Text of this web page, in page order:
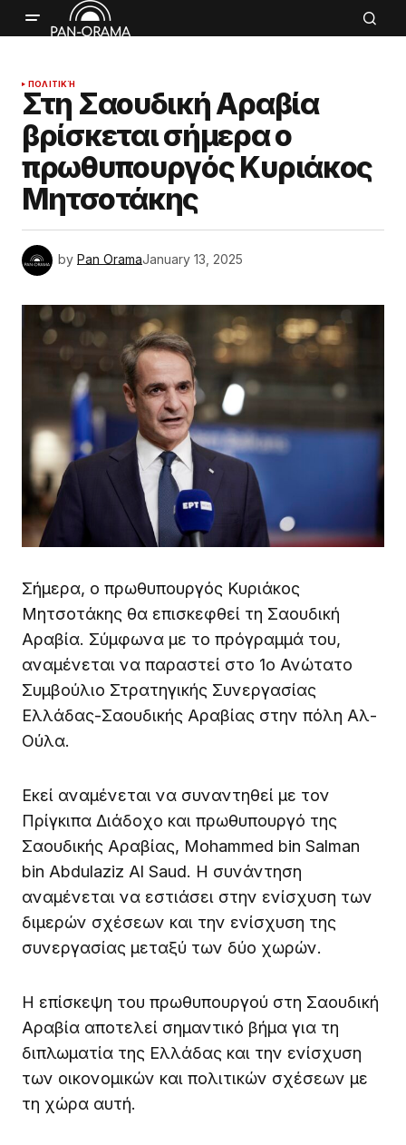
ΠΟΛΙΤΙΚΉ
Στη Σαουδική Αραβία
βρίσκεται σήμερα ο
πρωθυπουργός Κυριάκος
Μητσοτάκης
by Pan OramaJanuary 13, 2025
Σήμερα, ο πρωθυπουργός Κυριάκος
Μητσοτάκης θα επισκεφθεί τη Σαουδική
Αραβία. Σύμφωνα με το πρόγραμμά του,
αναμένεται να παραστεί στο 1ο Ανώτατο
Συμβούλιο Στρατηγικής Συνεργασίας
Ελλάδας-Σαουδικής Αραβίας στην πόλη Αλ-
Ούλα.
Εκεί αναμένεται να συναντηθεί με τον
Πρίγκιπα Διάδοχο και πρωθυπουργό της
Σαουδικής Αραβίας, Mohammed bin Salman
bin Abdulaziz Al Saud. Η συνάντηση
αναμένεται να εστιάσει στην ενίσχυση των
διμερών σχέσεων και την ενίσχυση της
συνεργασίας μεταξύ των δύο χωρών.
Η επίσκεψη του πρωθυπουργού στη Σαουδική
Αραβία αποτελεί σημαντικό βήμα για τη
διπλωματία της Ελλάδας και την ενίσχυση
των οικονομικών και πολιτικών σχέσεων με
τη χώρα αυτή.